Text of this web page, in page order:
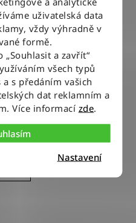
uživatelská data
vždy výhradně v
formě.
a zavřít“
všech typů
s předáním vašich
dat reklamním a
Více informací zde.
Nastavení
SHIRT MID LIGHT WASH
Kč